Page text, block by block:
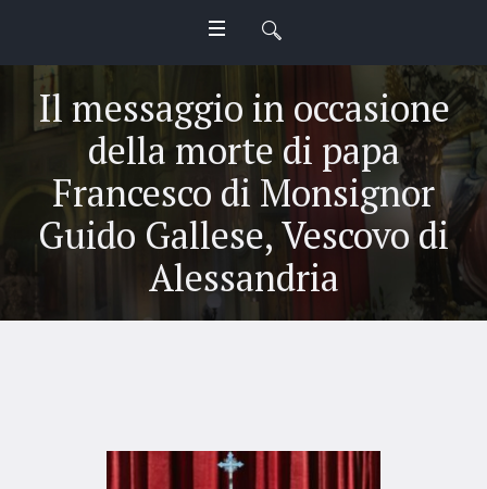
Il messaggio in occasione
della morte di papa
Francesco di Monsignor
Guido Gallese, Vescovo di
Alessandria